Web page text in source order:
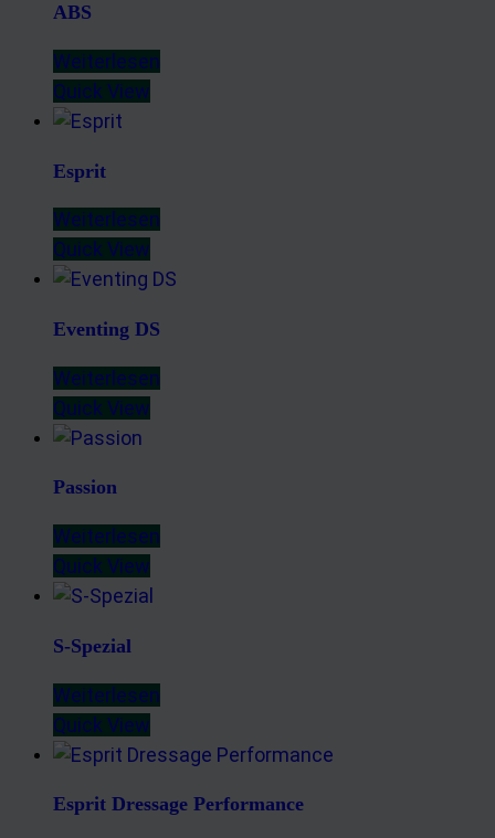
ABS
Weiterlesen
Quick View
Esprit
Weiterlesen
Quick View
Eventing DS
Weiterlesen
Quick View
Passion
Weiterlesen
Quick View
S-Spezial
Weiterlesen
Quick View
Esprit Dressage Performance